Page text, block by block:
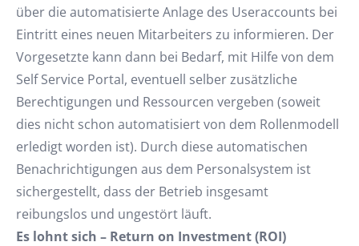
über die automatisierte Anlage des Useraccounts bei
Eintritt eines neuen Mitarbeiters zu informieren. Der
Vorgesetzte kann dann bei Bedarf, mit Hilfe von dem
Self Service Portal, eventuell selber zusätzliche
Berechtigungen und Ressourcen vergeben (soweit
dies nicht schon automatisiert von dem Rollenmodell
erledigt worden ist). Durch diese automatischen
Benachrichtigungen aus dem Personalsystem ist
sichergestellt, dass der Betrieb insgesamt
reibungslos und ungestört läuft.
Es lohnt sich – Return on Investment (ROI)